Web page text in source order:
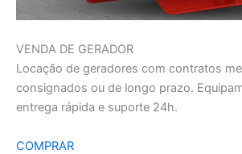
VENDA DE GERADOR
Locação de geradores com contratos
consignados ou de longo prazo.
entrega rápida e suporte 24h.
COMPRAR